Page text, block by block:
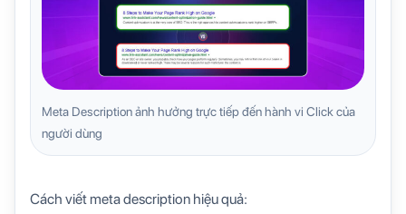
Meta Description ảnh hưởng trực tiếp đến hành vi Click của
người dùng
Cách viết meta description hiệu quả: